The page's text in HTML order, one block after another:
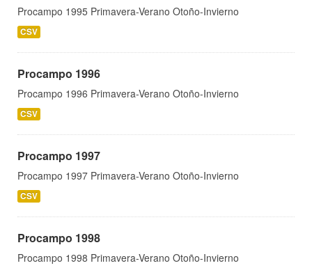
Procampo 1995 Primavera-Verano Otoño-Invierno
CSV
Procampo 1996
Procampo 1996 Primavera-Verano Otoño-Invierno
CSV
Procampo 1997
Procampo 1997 Primavera-Verano Otoño-Invierno
CSV
Procampo 1998
Procampo 1998 Primavera-Verano Otoño-Invierno